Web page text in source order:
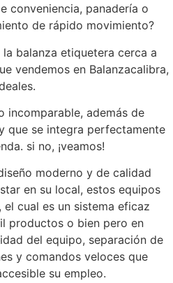
conveniencia, panadería o
de rápido movimiento?
balanza etiquetera cerca a
vendemos en Balanzacalibra,
incomparable, además de
que se integra perfectamente
si no, ¡veamos!
moderno y de calidad
en su local, estos equipos
cual es un sistema eficaz
productos o bien pero en
del equipo, separación de
y comandos veloces que
su empleo.